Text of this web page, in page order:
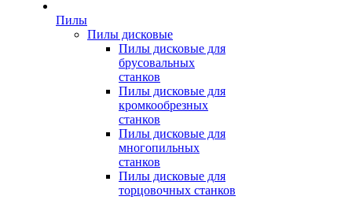
Пилы
Пилы дисковые
Пилы дисковые для
брусовальных
станков
Пилы дисковые для
кромкообрезных
станков
Пилы дисковые для
многопильных
станков
Пилы дисковые для
торцовочных станков